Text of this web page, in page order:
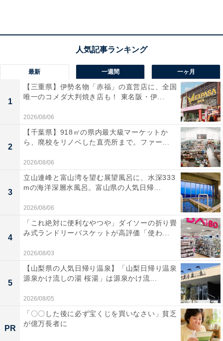
「仙台湯処 サンピアの湯」の口コミは？
「仙台湯処 サンピアの湯」には以下のような口コミが寄
せられています。
露天風呂に桜が咲く季節は本当に癒されます。塩化
物泉の天然温泉はじんわり体が温まり、炭酸泉や壺
湯など浴槽の種類が多いので何度入っても飽きませ
ん。休憩スペースのリクライニングシートで漫画を
最新 一週間 一ヶ月
1
【三重県】伊勢名物「赤福」の直営店に、全国
唯一のコメダ大判焼き店も！ 東名阪・伊...
2026/08/06
2
【千葉県】918㎡の県内最大級マーケットか
ら、廃校をリノベした直売所まで。ファー...
2026/08/06
3
立山連峰と富山湾を望む展望風呂に、水深333
mの海洋深層水風呂。富山県の人気日帰...
2026/08/06
4
「これ絶対に便利なやつや」ダイソーの折り畳
み式ランドリーバスケットが高評価「使わ...
2026/08/03
5
【山梨県の人気日帰り温泉】「山梨日帰り温泉
源泉かけ流しの湯 桜湯」は源泉かけ流...
2026/08/05
PR
「〇〇した後に必ず宝くじを買いなさい」貧乏
が億万長者に